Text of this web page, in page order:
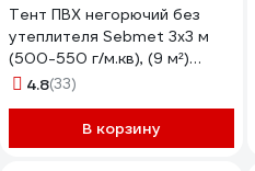
Тент ПВХ негорючий без
утеплителя Sebmet 3x3 м
(500-550 г/м.кв), (9 м²)
TD079055033П
4.8(33)
В корзину